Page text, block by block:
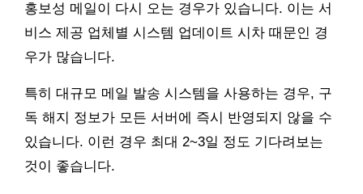
홍보성 메일이 다시 오는 경우가 있습니다. 이는 서
비스 제공 업체별 시스템 업데이트 시차 때문인 경
우가 많습니다.
특히 대규모 메일 발송 시스템을 사용하는 경우, 구
독 해지 정보가 모든 서버에 즉시 반영되지 않을 수
있습니다. 이런 경우 최대 2~3일 정도 기다려보는
것이 좋습니다.